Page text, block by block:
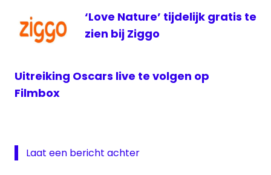
‘Love Nature’ tijdelijk gratis te
zien bij Ziggo
Uitreiking Oscars live te volgen op
Filmbox
Laat een bericht achter